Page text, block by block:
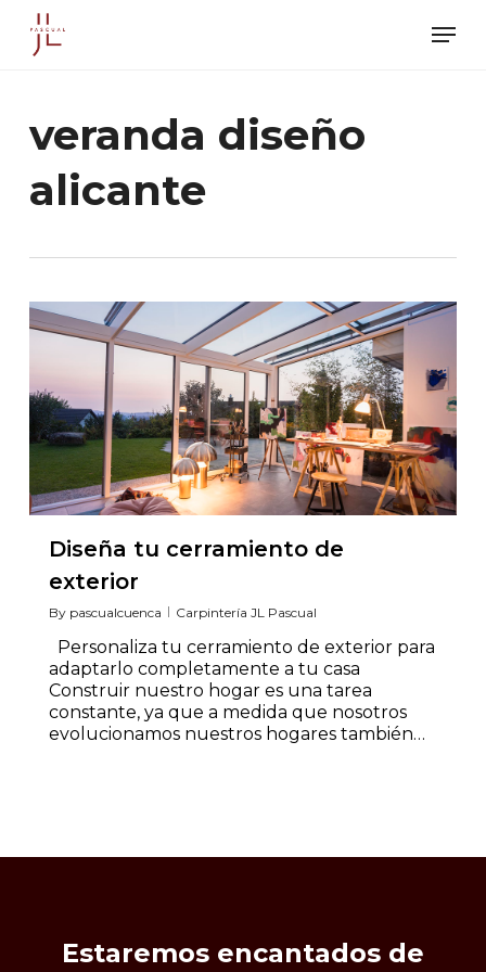
main
Menu
veranda diseño
alicante
Diseña tu cerramiento de
exterior
By pascualcuenca Carpintería JL Pascual
Personaliza tu cerramiento de exterior para
adaptarlo completamente a tu casa
Construir nuestro hogar es una tarea
constante, ya que a medida que nosotros
evolucionamos nuestros hogares también…
Estaremos encantados de